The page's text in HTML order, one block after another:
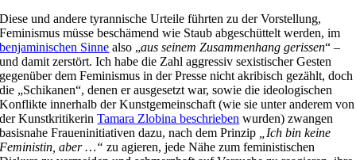
Diese und andere tyrannische Urteile führten zu der Vorstellung,
Feminismus müsse beschämend wie Staub abgeschüttelt werden, im
benjaminischen Sinne also „aus seinem Zusammenhang gerissen“ –
und damit zerstört. Ich habe die Zahl aggressiv sexistischer Gesten
gegenüber dem Feminismus in der Presse nicht akribisch gezählt, doch
die „Schikanen“, denen er ausgesetzt war, sowie die ideologischen
Konflikte innerhalb der Kunstgemeinschaft (wie sie unter anderem von
der KunstkritikerinTamara Zlobina beschrieben wurden) zwangen
basisnahe Fraueninitiativen dazu, nach dem Prinzip
„Ich bin keine
Feministin, aber …“ zu agieren, jede Nähe zum feministischen